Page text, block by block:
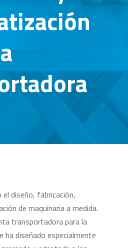
diseño, fabricación,
de maquinaria a medida.
transportadora para la
ha diseñado especialmente